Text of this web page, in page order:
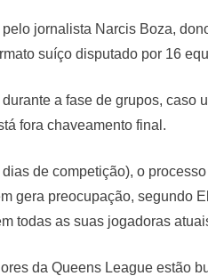
jornalista Narcis Boza,
suíço disputado por 16
a fase de grupos, caso
fora chaveamento final.
de competição), o
gera preocupação, segundo
todas as suas jogadoras
da Queens League estão